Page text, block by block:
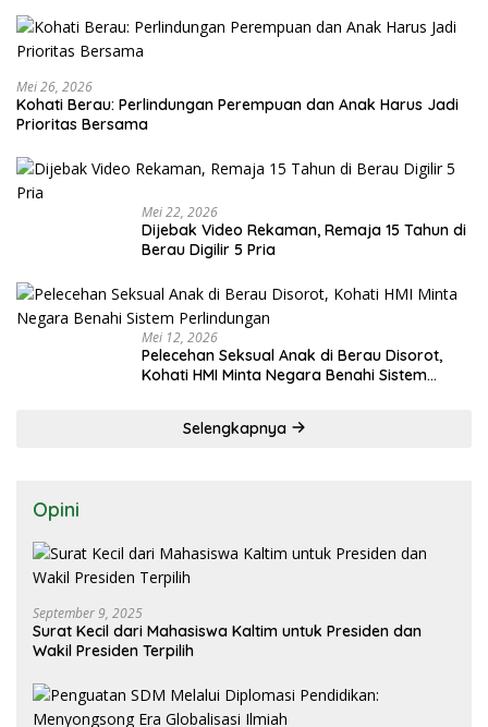
Mei 26, 2026
Kohati Berau: Perlindungan Perempuan dan Anak Harus Jadi
Prioritas Bersama
Mei 22, 2026
Dijebak Video Rekaman, Remaja 15 Tahun di
Berau Digilir 5 Pria
Mei 12, 2026
Pelecehan Seksual Anak di Berau Disorot,
Kohati HMI Minta Negara Benahi Sistem
Selengkapnya
Opini
September 9, 2025
Surat Kecil dari Mahasiswa Kaltim untuk Presiden dan
Wakil Presiden Terpilih